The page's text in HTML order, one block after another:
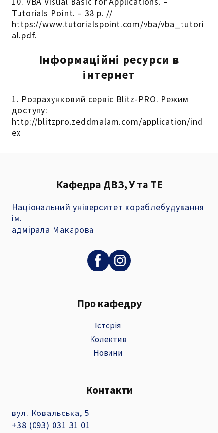
Tutorials Point. – 38 р. //
https://www.tutorialspoint.com/vba/vba_tutori
al.pdf.
Інформаційні ресурси в
інтернет
1. Розрахунковий сервіс Blitz-PRO. Режим
доступу:
http://blitzpro.zeddmalam.com/application/ind
ex
Кафедра ДВЗ, У та ТЕ
Національний університет кораблебудування
ім.
адмірала Макарова
Про кафедру
Історія
Колектив
Новини
Контакти
вул. Ковальська, 5
+38 (093) 031 31 01